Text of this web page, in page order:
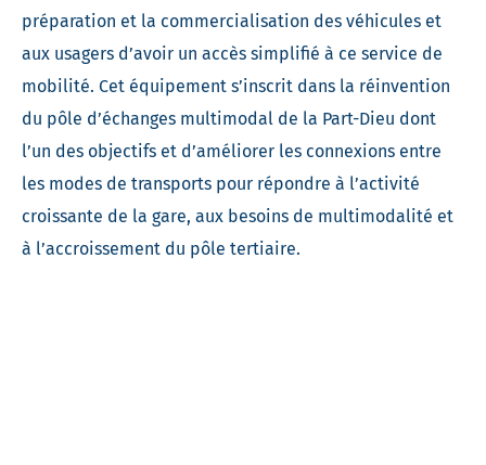
préparation et la commercialisation des véhicules et
aux usagers d’avoir un accès simplifié à ce service de
mobilité. Cet équipement s’inscrit dans la réinvention
du pôle d’échanges multimodal de la Part-Dieu dont
l’un des objectifs et d’améliorer les connexions entre
les modes de transports pour répondre à l’activité
croissante de la gare, aux besoins de multimodalité et
à l’accroissement du pôle tertiaire.